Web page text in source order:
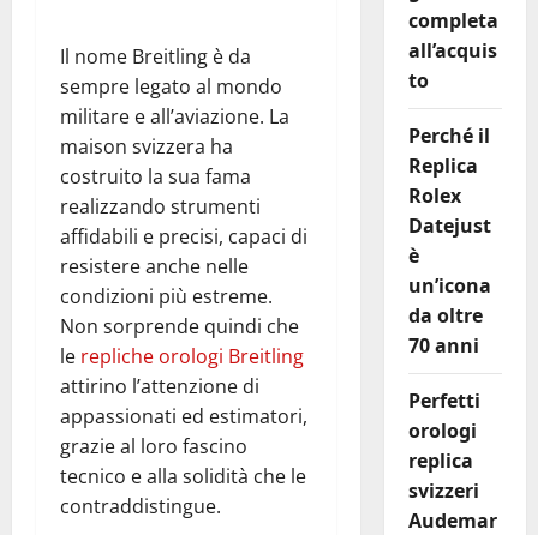
Il nome Breitling è da
sempre legato al mondo
militare e all’aviazione. La
maison svizzera ha
costruito la sua fama
realizzando strumenti
affidabili e precisi, capaci di
resistere anche nelle
condizioni più estreme.
Non sorprende quindi che
le repliche orologi Breitling
attirino l’attenzione di
appassionati ed estimatori,
grazie al loro fascino
tecnico e alla solidità che le
contraddistingue.
completa
all’acquis
to
Perché il
Replica
Rolex
Datejust
è
un’icona
da oltre
70 anni
Perfetti
orologi
replica
svizzeri
Audemar